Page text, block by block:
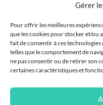
Gérer
Pour offrir les meilleures
que les cookies pour stocker et/ou
fait de consentir à ces
telles que le comportement de
ne pas consentir ou de retirer son
certaines caractéristiques et
Liste
Liste